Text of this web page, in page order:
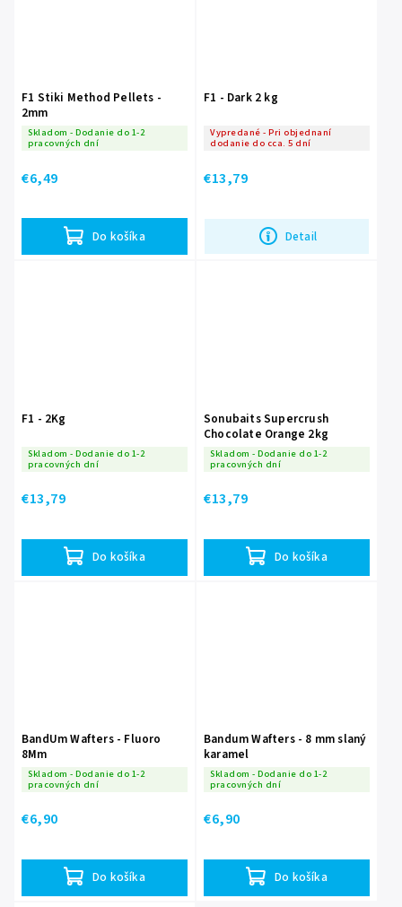
F1 Stiki Method Pellets -
2mm
Skladom - Dodanie do 1-2
pracovných dní
€6,49
Do košíka
F1 - Dark 2 kg
Vypredané - Pri objednaní
dodanie do cca. 5 dní
€13,79
Detail
F1 - 2Kg
Skladom - Dodanie do 1-2
pracovných dní
€13,79
Do košíka
Sonubaits Supercrush
Chocolate Orange 2kg
Skladom - Dodanie do 1-2
pracovných dní
€13,79
Do košíka
BandUm Wafters - Fluoro
8Mm
Skladom - Dodanie do 1-2
pracovných dní
€6,90
Do košíka
Bandum Wafters - 8 mm slaný
karamel
Skladom - Dodanie do 1-2
pracovných dní
€6,90
Do košíka